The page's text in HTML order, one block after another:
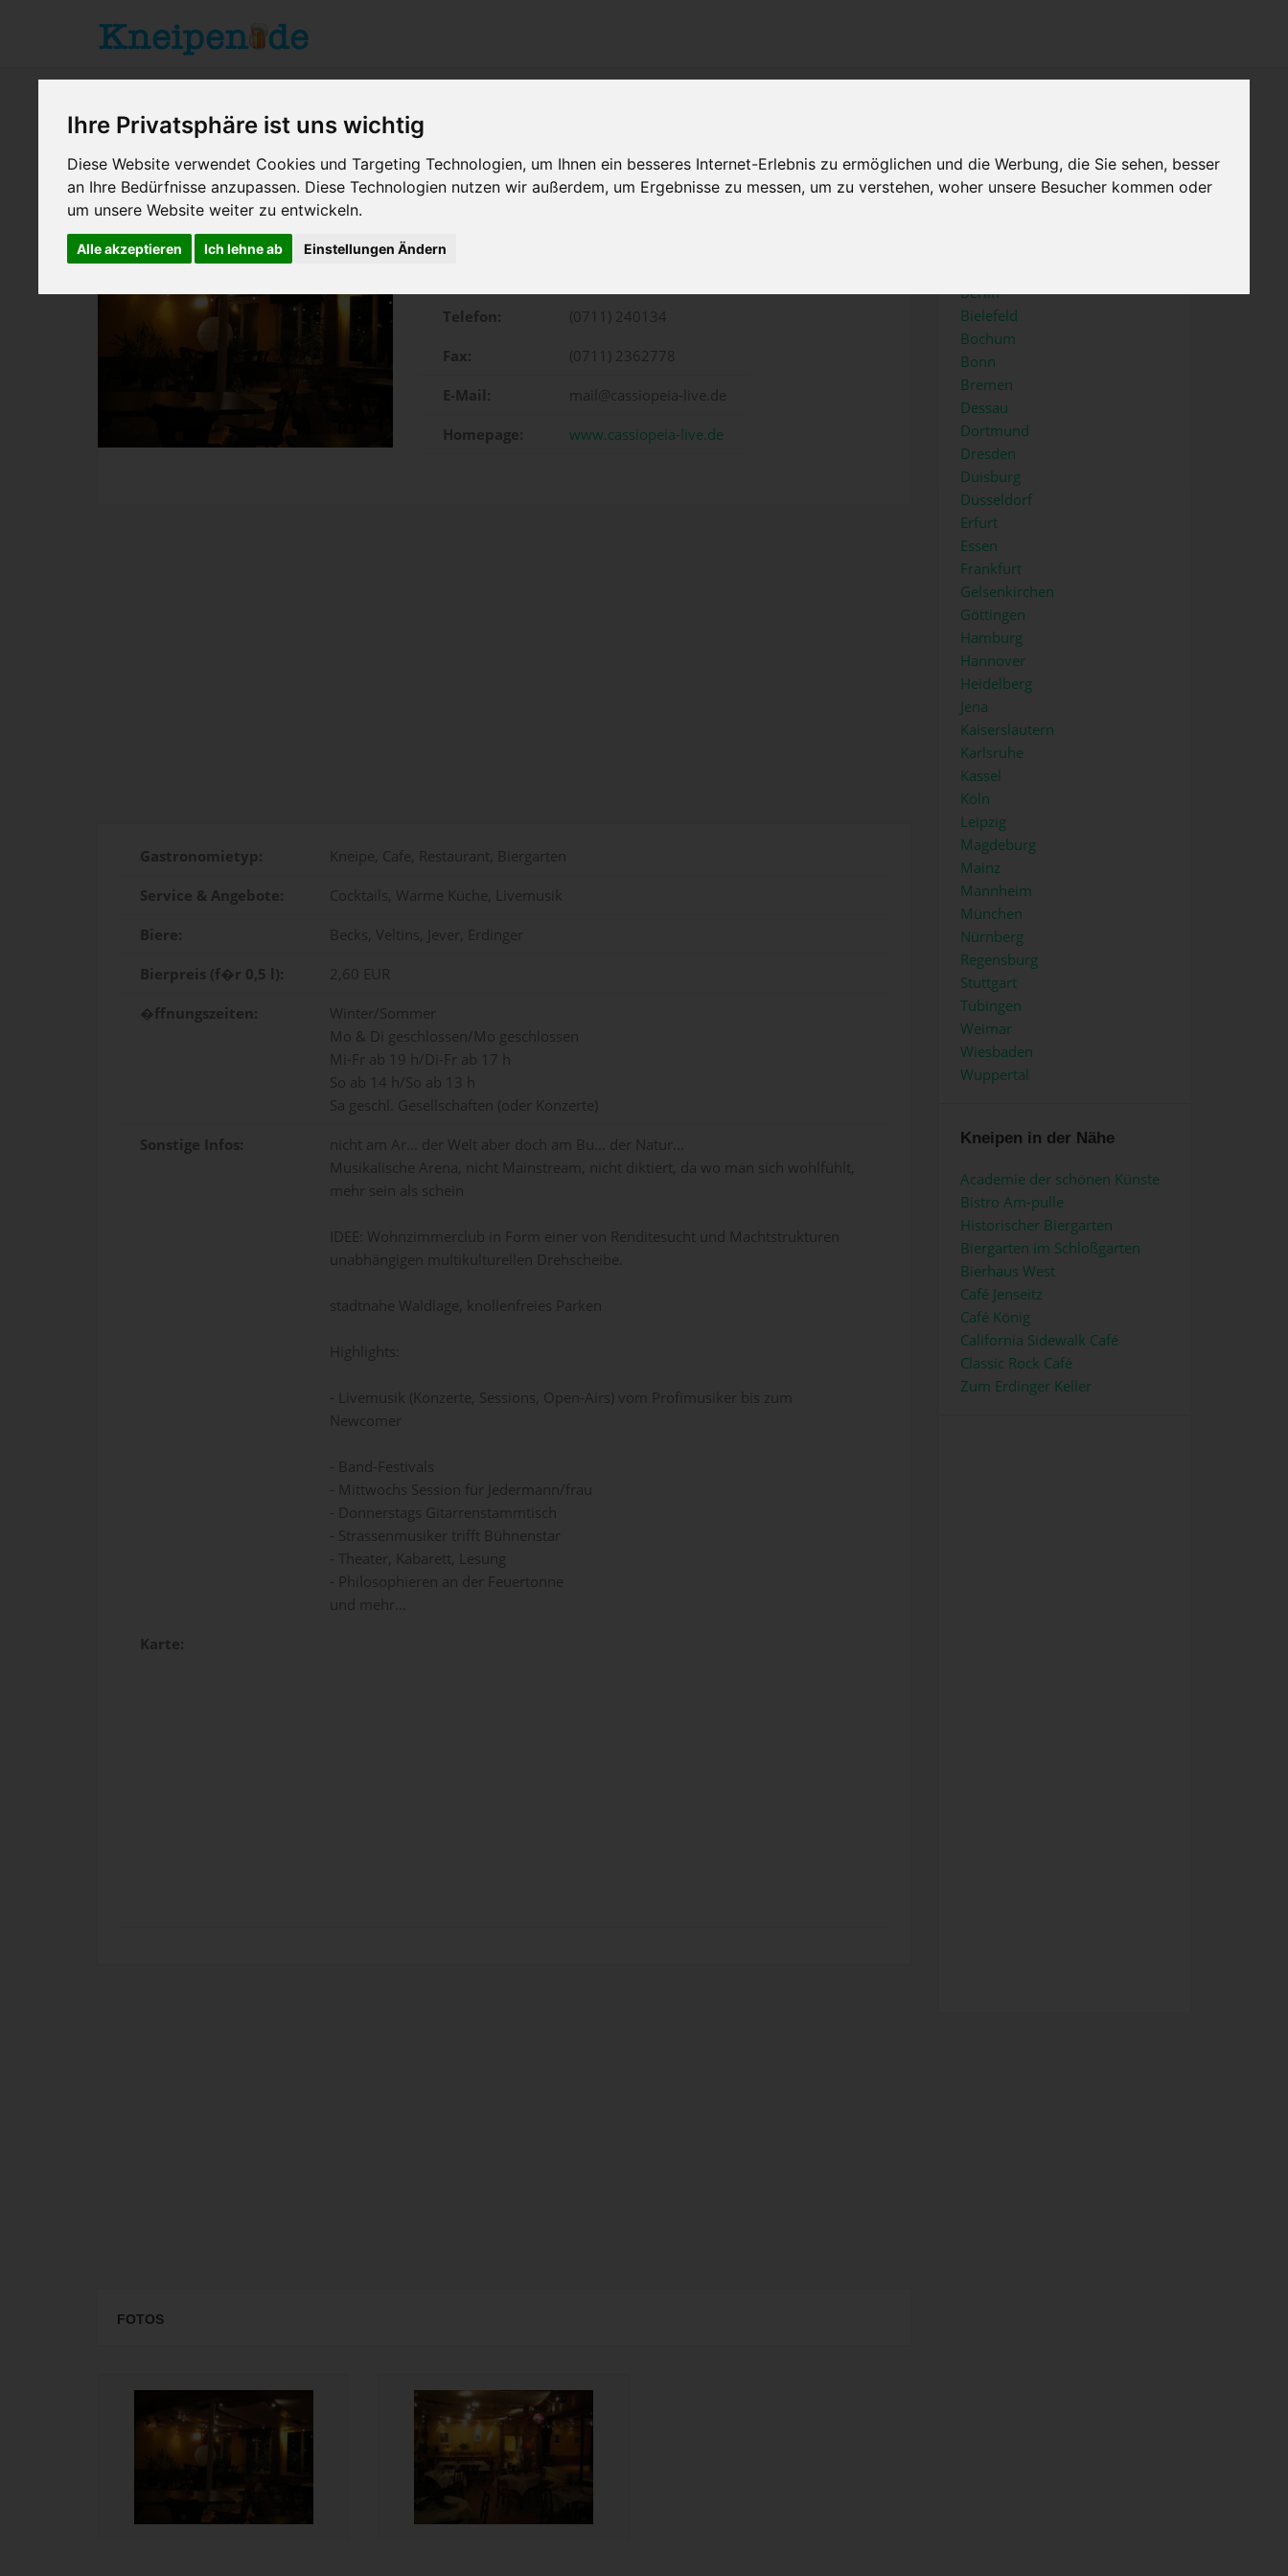
Ihre Privatsphäre ist uns wichtig
Diese Website verwendet Cookies und Targeting Technologien, um Ihnen ein besseres Internet-Erlebnis zu ermöglichen und die Werbung, die Sie sehen, besser
an Ihre Bedürfnisse anzupassen. Diese Technologien nutzen wir außerdem, um Ergebnisse zu messen, um zu verstehen, woher unsere Besucher kommen oder
um unsere Website weiter zu entwickeln.
Alle akzeptieren Ich lehne ab Einstellungen Ändern
Stuttgart> Cassiopeia
Telefon: (0711) 240134
Fax: (0711) 2362778
E-Mail: mail@cassiopeia-live.de
Homepage: www.cassiopeia-live.de
Gastronomietyp: Kneipe, Cafe, Restaurant, Biergarten
Service & Angebote: Cocktails, Warme Küche, Livemusik
Biere: Becks, Veltins, Jever, Erdinger
Bierpreis (f�r 0,5 l): 2,60 EUR
�ffnungszeiten:
Winter/Sommer
Mo & Di geschlossen/Mo geschlossen
Mi-Fr ab 19 h/Di-Fr ab 17 h
So ab 14 h/So ab 13 h
Sa geschl. Gesellschaften (oder Konzerte)
Sonstige Infos:
nicht am Ar... der Welt aber doch am Bu... der Natur...
Musikalische Arena, nicht Mainstream, nicht diktiert, da wo man sich wohlfühlt,
mehr sein als schein
IDEE: Wohnzimmerclub in Form einer von Renditesucht und Machtstrukturen
unabhängigen multikulturellen Drehscheibe.
stadtnahe Waldlage, knollenfreies Parken
Highlights:
- Livemusik (Konzerte, Sessions, Open-Airs) vom Profimusiker bis zum
Newcomer
- Band-Festivals
- Mittwochs Session für Jedermann/frau
- Donnerstags Gitarrenstammtisch
- Strassenmusiker trifft Bühnenstar
- Theater, Kabarett, Lesung
- Philosophieren an der Feuertonne
und mehr...
Karte:
FOTOS
Berlin
Bielefeld
Bochum
Bonn
Bremen
Dessau
Dortmund
Dresden
Duisburg
Düsseldorf
Erfurt
Essen
Frankfurt
Gelsenkirchen
Göttingen
Hamburg
Hannover
Heidelberg
Jena
Kaiserslautern
Karlsruhe
Kassel
Köln
Leipzig
Magdeburg
Mainz
Mannheim
München
Nürnberg
Regensburg
Stuttgart
Tübingen
Weimar
Wiesbaden
Wuppertal
Kneipen in der Nähe
Academie der schönen Künste
Bistro Am-pulle
Historischer Biergarten
Biergarten im Schloßgarten
Bierhaus West
Café Jenseitz
Café König
California Sidewalk Café
Classic Rock Café
Zum Erdinger Keller